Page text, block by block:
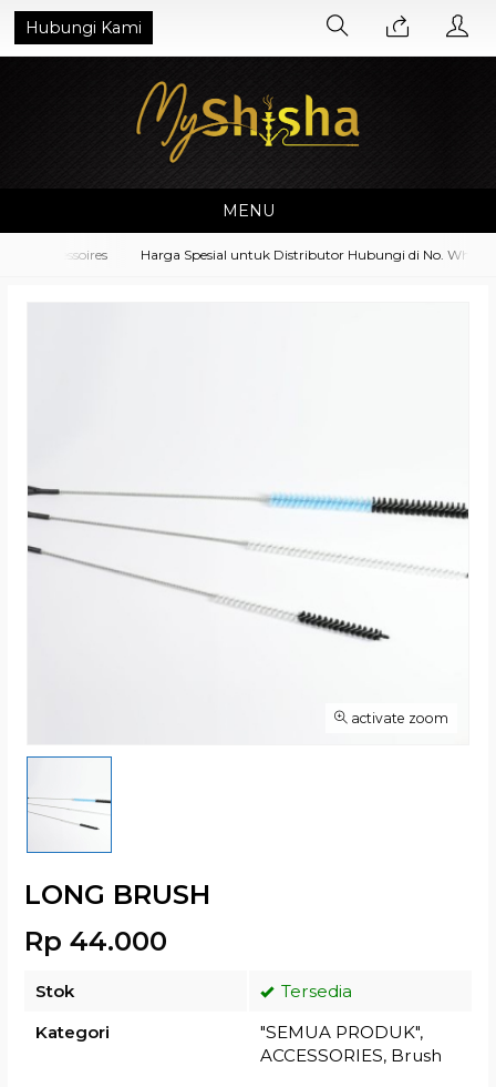
Hubungi Kami
MENU
Accessoires Harga Spesial untuk Distributor Hubungi di No.
activate zoom
LONG BRUSH
Rp 44.000
Stok
Tersedia
Kategori
"SEMUA PRODUK",
ACCESSORIES, Brush